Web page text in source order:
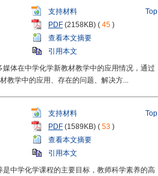
支持材料
Top
PDF (2158KB) ( 45 )
查看本文摘要
引用本文
体在中学化学新教材教学中的应用情况，通过
教学中的应用、存在的问题、解决方...
支持材料
Top
PDF (1589KB) ( 53 )
查看本文摘要
引用本文
中学化学课程的主要目标，教师科学素养的高